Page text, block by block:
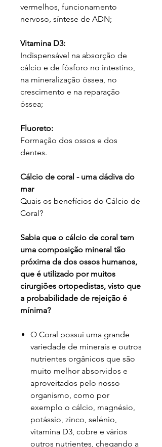
vermelhos, funcionamento
nervoso, síntese de ADN;
Vitamina D3:
Indispensável na absorção de
cálcio e de fósforo no intestino,
na mineralização óssea, no
crescimento e na reparação
óssea;
Fluoreto:
Formação dos ossos e dos
dentes.
Cálcio de coral - uma dádiva do
mar
Quais os benefícios do Cálcio de
Coral?
Sabia que o cálcio de coral tem
uma composição mineral tão
próxima da dos ossos humanos,
que é utilizado por muitos
cirurgiões ortopedistas, visto que
a probabilidade de rejeição é
mínima?
O Coral possui uma grande
variedade de minerais e outros
nutrientes orgânicos que são
muito melhor absorvidos e
aproveitados pelo nosso
organismo, como por
exemplo o cálcio, magnésio,
potássio, zinco, selénio,
vitamina D3, cobre e vários
outros nutrientes, chegando a